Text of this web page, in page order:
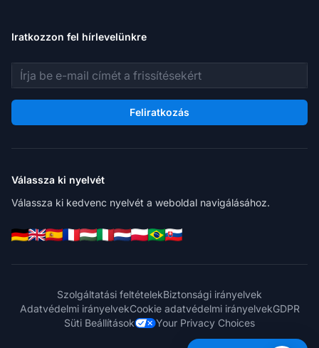
Iratkozzon fel hírlevelünkre
E-mail cím
Feliratkozás
Válassza ki nyelvét
Válassza ki kedvenc nyelvét a weboldal navigálásához.
Szolgáltatási feltételekBiztonsági irányelvek
Adatvédelmi irányelvekCookie adatvédelmi irányelvekGDPR
Süti Beállítások
Your Privacy Choices